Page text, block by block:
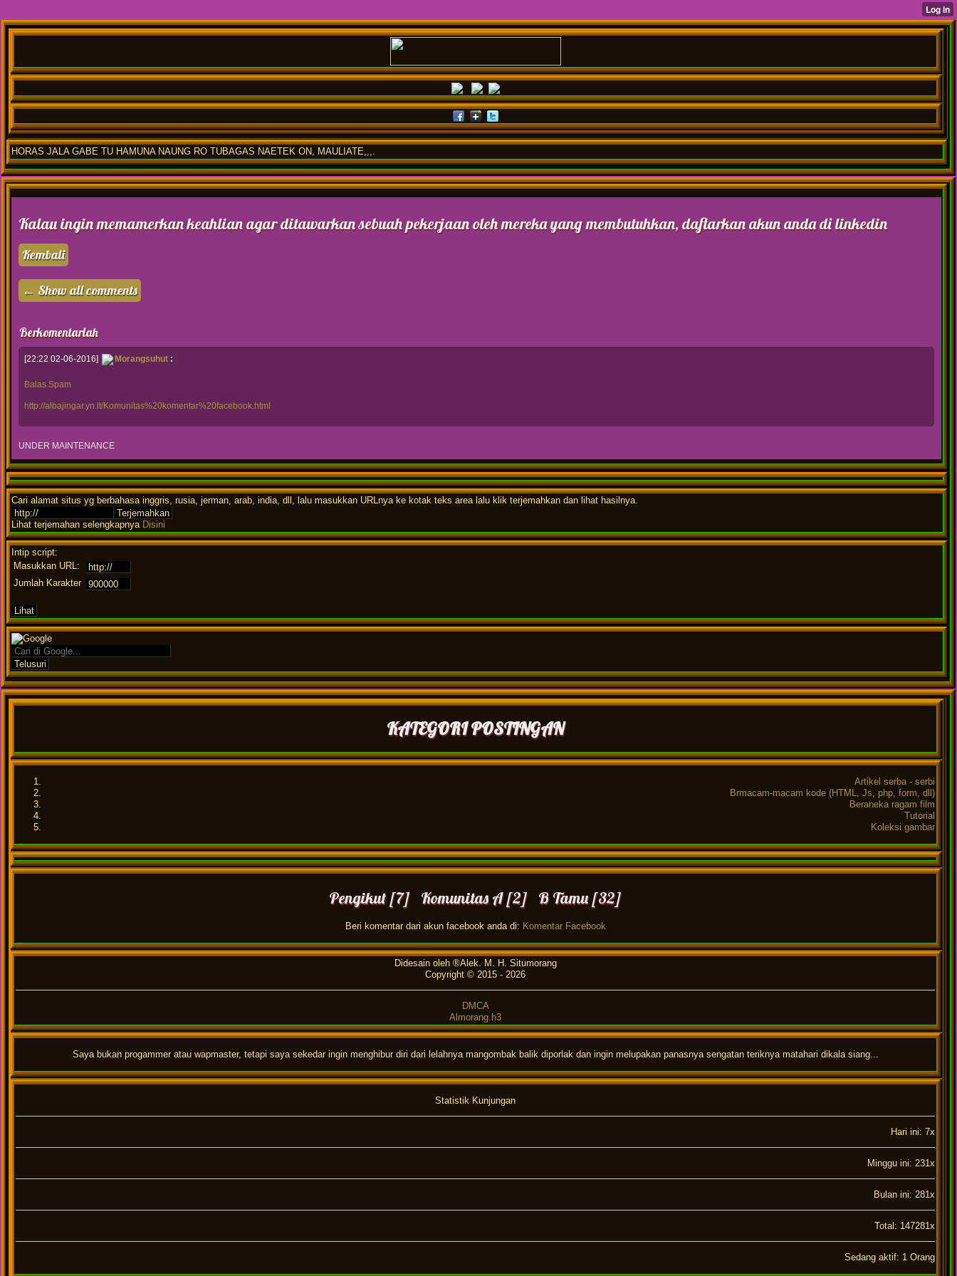
HORAS JALA GABE TU HAMUNA NAUNG RO TUBAGAS NAETEK ON, MAULIATE,,,.
Kalau ingin memamerkan keahlian agar ditawarkan sebuah pekerjaan oleh mereka yang membutuhkan, daftarkan akun anda di linkedin
Kembali
← Show all comments
Berkomentarlah
[22:22 02-06-2016] Morangsuhut :
Balas Spam
http://albajingar.yn.lt/Komunitas%20komentar%20facebook.html
UNDER MAINTENANCE
Cari alamat situs yg berbahasa inggris, rusia, jerman, arab, india, dll, lalu masukkan URLnya ke kotak teks area lalu klik terjemahkan dan lihat hasilnya.
Lihat terjemahan selengkapnya Disini
Intip script:
Masukkan URL:
Jumlah Karakter
KATEGORI POSTINGAN
Artikel serba - serbi
Brmacam-macam kode (HTML, Js, php, form, dll)
Beraneka ragam film
Tutorial
Koleksi gambar
Pengikut [7] Komunitas A [2] B Tamu [32]
Beri komentar dari akun facebook anda di: Komentar Facebook
Didesain oleh ®Alek. M. H. Situmorang
Copyright © 2015 - 2026
DMCA
Almorang.h3
Saya bukan progammer atau wapmaster, tetapi saya sekedar ingin menghibur diri dari lelahnya mangombak balik diporlak dan ingin melupakan panasnya sengatan teriknya matahari dikala siang...
Statistik Kunjungan
Hari ini: 7x
Minggu ini: 231x
Bulan ini: 281x
Total: 147281x
Sedang aktif: 1 Orang